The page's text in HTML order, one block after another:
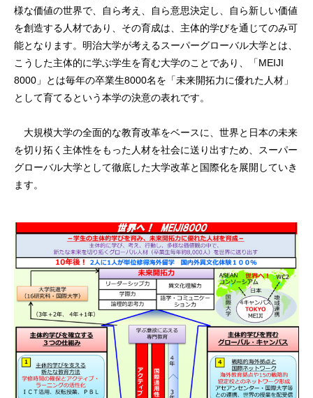
様な価値の世界で、自ら考え、自ら意思決定し、自ら新しい価値
を創造する人材であり、その育成は、主体的学びを通じてのみ可
能となります。明治大学が考えるスーパーグローバル大学とは、
こうした主体的に学ぶ学生を育む大学のことであり、「MEIJI
8000」とは毎年の卒業生8000名を「未来開拓力に優れた人材」
として育てるという本学の決意の表れです。
大規模大学の全面的な教育改革をベースに、世界と日本の未来
を切り拓く主体性をもった人材を社会に送り出すため、スーパー
グローバル大学として徹底した大学改革と国際化を展開していき
ます。